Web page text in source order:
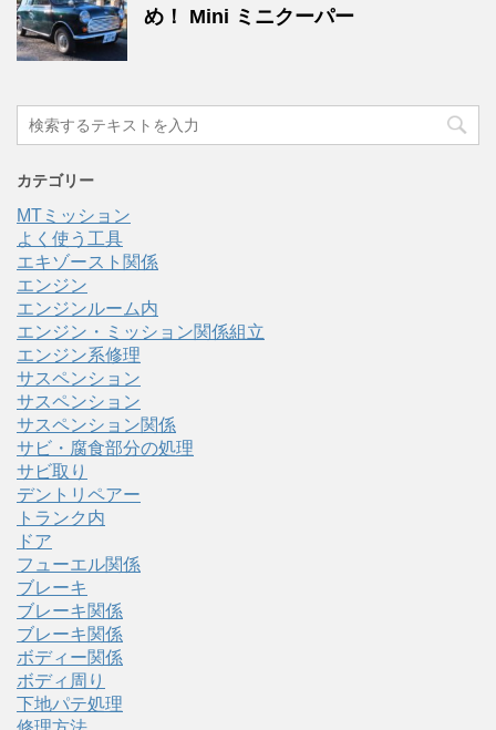
め！ Mini ミニクーパー
カテゴリー
MTミッション
よく使う工具
エキゾースト関係
エンジン
エンジンルーム内
エンジン・ミッション関係組立
エンジン系修理
サスペンション
サスペンション
サスペンション関係
サビ・腐食部分の処理
サビ取り
デントリペアー
トランク内
ドア
フューエル関係
ブレーキ
ブレーキ関係
ブレーキ関係
ボディー関係
ボディ周り
下地パテ処理